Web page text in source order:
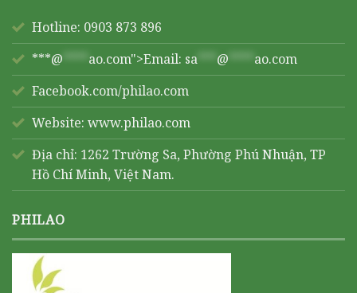
Hotline: 0903 873 896
***@ **** ao.com">Email: sa *** @ **** ao.com
Facebook.com/philao.com
Website: www.philao.com
Địa chỉ: 1262 Trường Sa, Phường Phú Nhuận, TP
Hồ Chí Minh, Việt Nam.
PHILAO